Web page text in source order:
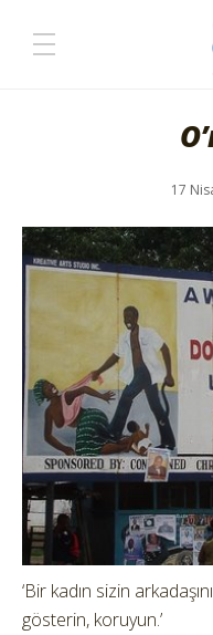
17
‘Bir kadın sizin
gösterin, koruyun.’